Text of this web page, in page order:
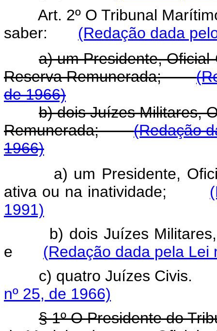
Art. 2º O Tribunal
saber: (Redação dada
a) um Presidente,
Reserva Remunerada;
de 1966)
b) dois Juízes Militares,
Remunerada;(Redação
1966)
a) um Presidente,
ativa ou na inatividade;
1991)
b) dois Juízes Militares,
e (Redação dada pela Lei
c) quatro Juízes
nº 25, de 1966)
§ 1º O Presidente do